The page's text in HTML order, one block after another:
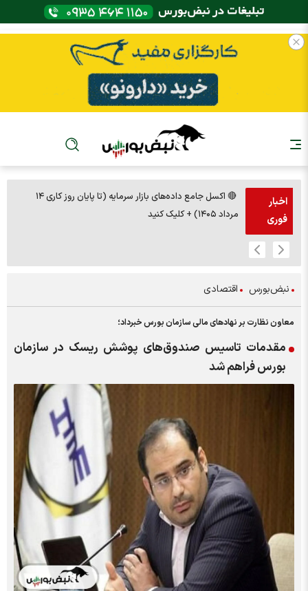
اخبار
فوری
🔴 اکسل جامع داده‌های بازار سرمایه (تا پایان روز کاری ۱۴
مرداد ۱۴۰۵) + کلیک کنید
نبض‌بورس اقتصادی
معاون نظارت بر نهادهای مالی سازمان بورس خبرداد؛
مقدمات تاسیس صندوق‌های پوشش ریسک در سازمان
بورس فراهم شد